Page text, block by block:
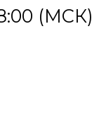
(МСК)